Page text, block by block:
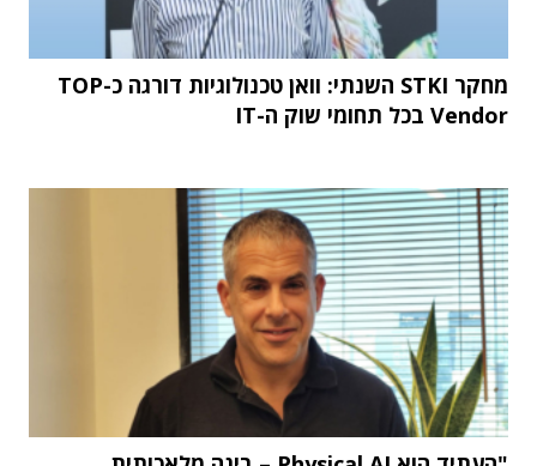
מחקר STKI השנתי: וואן טכנולוגיות דורגה כ-TOP
Vendor בכל תחומי שוק ה-IT